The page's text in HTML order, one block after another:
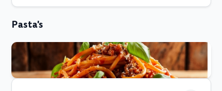
Pasta's